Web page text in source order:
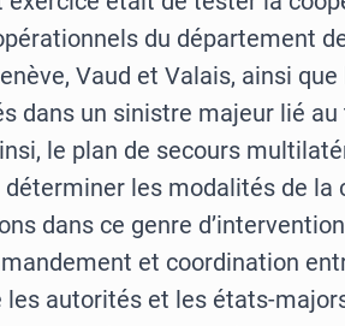
du département
Vaud et Valais, ainsi
dans un sinistre majeur lié
le plan de secours
déterminer les modalités de la
dans ce genre
et coordination
les autorités et les états-